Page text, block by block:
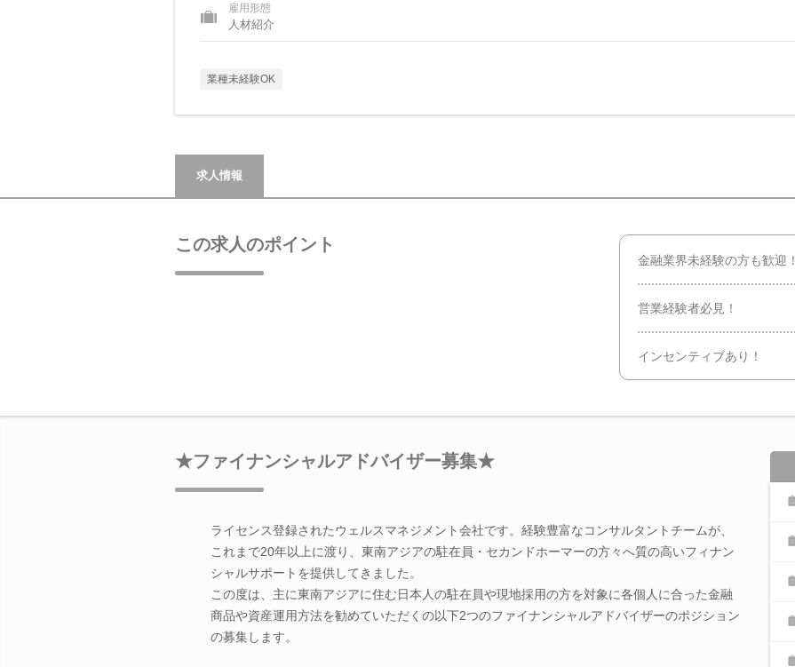
雇用形態
人材紹介
業種未経験OK
求人情報
この求人のポイント
金融業界未経験の方も歓迎！
営業経験者必見！
インセンティブあり！
★ファイナンシャルアドバイザー募集★
ライセンス登録されたウェルスマネジメント会社です。経験豊富なコンサルタントチームが、
これまで20年以上に渡り、東南アジアの駐在員・セカンドホーマーの方々へ質の高いフィナン
シャルサポートを提供してきました。
この度は、主に東南アジアに住む日本人の駐在員や現地採用の方を対象に各個人に合った金融
商品や資産運用方法を勧めていただくの以下2つのファイナンシャルアドバイザーのポジション
の募集します。